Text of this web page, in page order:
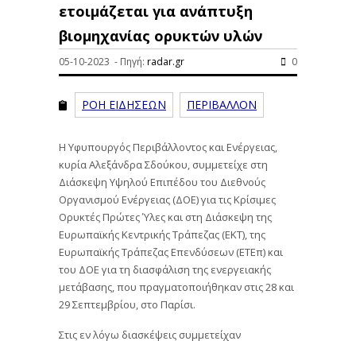
ετοιμάζεται για ανάπτυξη
βιομηχανίας ορυκτών υλών
05-10-2023 - Πηγή: radar.gr 0
ΡΟΗ ΕΙΔΗΣΕΩΝ ΠΕΡΙΒΑΛΛΟΝ
Η Υφυπουργός Περιβάλλοντος και Ενέργειας,
κυρία Αλεξάνδρα Σδούκου, συμμετείχε στη
Διάσκεψη Υψηλού Επιπέδου του Διεθνούς
Οργανισμού Ενέργειας (ΔΟΕ) για τις Κρίσιμες
Ορυκτές Πρώτες Ύλες και στη Διάσκεψη της
Ευρωπαϊκής Κεντρικής Τράπεζας (ΕΚΤ), της
Ευρωπαϊκής Τράπεζας Επενδύσεων (ΕΤΕπ) και
του ΔΟΕ για τη διασφάλιση της ενεργειακής
μετάβασης, που πραγματοποιήθηκαν στις 28 και
29 Σεπτεμβρίου, στο Παρίσι.
Στις εν λόγω διασκέψεις συμμετείχαν